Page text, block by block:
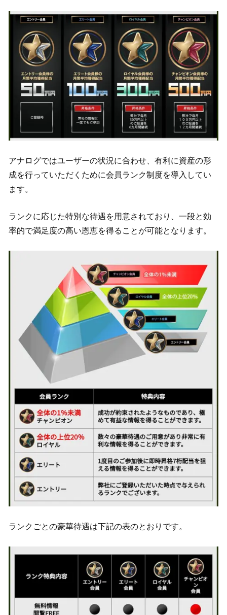
アナログではユーザーの状況に合わせ、有利に資産の形
成を行っていただくために会員ランク制度を導入してい
ます。
ランクに応じた特別な待遇を用意されており、一段と効
率的で満足度の高い恩恵を得ることが可能となります。
ランクごとの豪華待遇は下記の表のとおりです。